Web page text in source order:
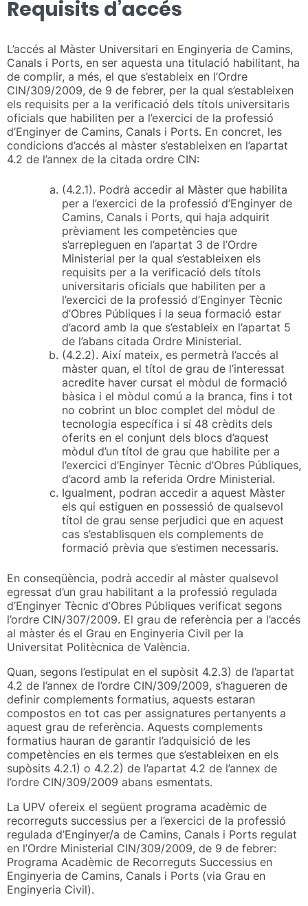
Requisits d’accés
L’accés al Màster Universitari en Enginyeria de Camins,
Canals i Ports, en ser aquesta una titulació habilitant, ha
de complir, a més, el que s’estableix en l’Ordre
CIN/309/2009, de 9 de febrer, per la qual s’estableixen
els requisits per a la verificació dels títols universitaris
oficials que habiliten per a l’exercici de la professió
d’Enginyer de Camins, Canals i Ports. En concret, les
condicions d’accés al màster s’estableixen en l’apartat
4.2 de l’annex de la citada ordre CIN:
(4.2.1). Podrà accedir al Màster que habilita
per a l’exercici de la professió d’Enginyer de
Camins, Canals i Ports, qui haja adquirit
prèviament les competències que
s’arrepleguen en l’apartat 3 de l’Ordre
Ministerial per la qual s’estableixen els
requisits per a la verificació dels títols
universitaris oficials que habiliten per a
l’exercici de la professió d’Enginyer Tècnic
d’Obres Públiques i la seua formació estar
d’acord amb la que s’estableix en l’apartat 5
de l’abans citada Ordre Ministerial.
(4.2.2). Així mateix, es permetrà l’accés al
màster quan, el títol de grau de l’interessat
acredite haver cursat el mòdul de formació
bàsica i el mòdul comú a la branca, fins i tot
no cobrint un bloc complet del mòdul de
tecnologia específica i sí 48 crèdits dels
oferits en el conjunt dels blocs d’aquest
mòdul d’un títol de grau que habilite per a
l’exercici d’Enginyer Tècnic d’Obres Públiques,
d’acord amb la referida Ordre Ministerial.
Igualment, podran accedir a aquest Màster
els qui estiguen en possessió de qualsevol
títol de grau sense perjudici que en aquest
cas s’establisquen els complements de
formació prèvia que s’estimen necessaris.
En conseqüència, podrà accedir al màster qualsevol
egressat d’un grau habilitant a la professió regulada
d’Enginyer Tècnic d’Obres Públiques verificat segons
l’ordre CIN/307/2009. El grau de referència per a l’accés
al màster és el Grau en Enginyeria Civil per la
Universitat Politècnica de València.
Quan, segons l’estipulat en el supòsit 4.2.3) de l’apartat
4.2 de l’annex de l’ordre CIN/309/2009, s’hagueren de
definir complements formatius, aquests estaran
compostos en tot cas per assignatures pertanyents a
aquest grau de referència. Aquests complements
formatius hauran de garantir l’adquisició de les
competències en els termes que s’estableixen en els
supòsits 4.2.1) o 4.2.2) de l’apartat 4.2 de l’annex de
l’ordre CIN/309/2009 abans esmentats.
La UPV ofereix el següent programa acadèmic de
recorreguts successius per a l’exercici de la professió
regulada d’Enginyer/a de Camins, Canals i Ports regulat
en l’Ordre Ministerial CIN/309/2009, de 9 de febrer:
Programa Acadèmic de Recorreguts Successius en
Enginyeria de Camins, Canals i Ports (via Grau en
Enginyeria Civil).